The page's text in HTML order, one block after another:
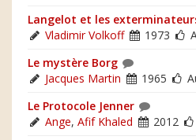
Langelot et les
Vladimir Volkoff
1973
Le mystère Borg
Jacques Martin
1965
Le Protocole Jenner
Ange, Afif Khaled 2012